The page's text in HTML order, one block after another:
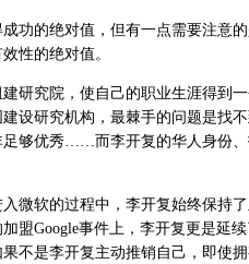
的绝对值，但有一点需要注意
性的绝对值。
究院，使自己的职业生涯得到
设研究机构，最棘手的问题是找
够优秀……而李开复的华人身份
软的过程中，李开复始终保持
盟Google事件上，李开复更是延
不是李开复主动推销自己，即使